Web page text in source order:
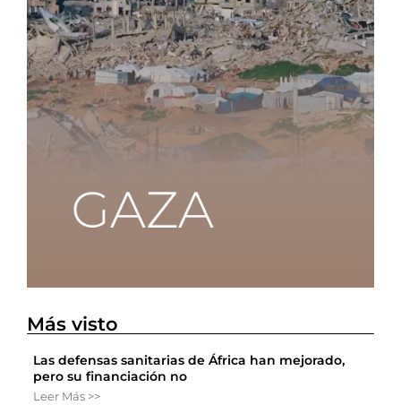
Más visto
Las defensas sanitarias de África han mejorado,
pero su financiación no
Leer Más >>